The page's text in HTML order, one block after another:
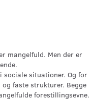
mangelfuld. Men der er
situationer. Og for
faste strukturer. Begge
forestillingsevne.